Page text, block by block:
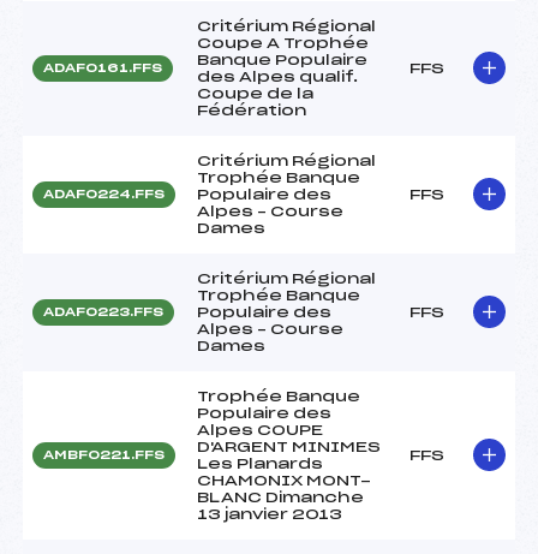
ADAF0161.FFS
Critérium Régional
Coupe A Trophée
Banque Populaire
des Alpes qualif.
Coupe de la
Fédération
FFS
ADAF0224.FFS
Critérium Régional
Trophée Banque
Populaire des
Alpes – Course
Dames
FFS
ADAF0223.FFS
Critérium Régional
Trophée Banque
Populaire des
Alpes – Course
Dames
FFS
AMBF0221.FFS
Trophée Banque
Populaire des
Alpes COUPE
D'ARGENT MINIMES
Les Planards
CHAMONIX MONT-
BLANC Dimanche
13 janvier 2013
FFS